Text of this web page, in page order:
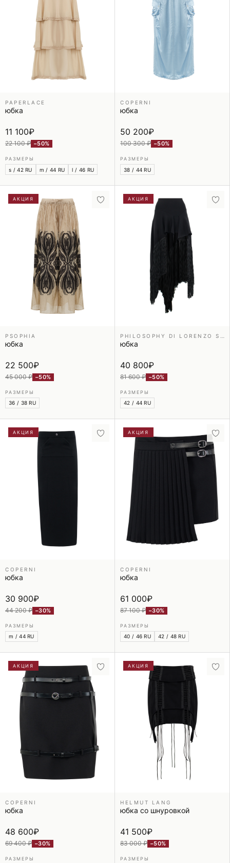
PAPERLACE
юбка
11 100₽
22 100 ₽ −50%
РАЗМЕРЫ
s / 42 RU m / 44 RU l / 46 RU
COPERNI
юбка
50 200₽
100 300 ₽ −50%
РАЗМЕРЫ
38 / 44 RU
АКЦИЯ
PSOPHIA
юбка
22 500₽
45 000 ₽ −50%
РАЗМЕРЫ
36 / 38 RU
АКЦИЯ
юбка
40 800₽
81 600 ₽ −50%
РАЗМЕРЫ
42 / 44 RU
АКЦИЯ
COPERNI
юбка
30 900₽
44 200 ₽ −30%
РАЗМЕРЫ
m / 44 RU
АКЦИЯ
COPERNI
юбка
61 000₽
87 100 ₽ −30%
РАЗМЕРЫ
40 / 46 RU 42 / 48 RU
АКЦИЯ
COPERNI
юбка
48 600₽
69 400 ₽ −30%
РАЗМЕРЫ
АКЦИЯ
HELMUT LANG
юбка со шнуровкой
41 500₽
83 000 ₽ −50%
РАЗМЕРЫ